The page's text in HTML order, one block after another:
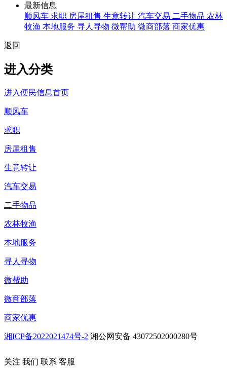
最新信息
顺风车 求职 房屋租售 生意转让 汽车交易 二手物品 农林
牧渔 本地服务 寻人寻物 微帮助 微商部落 商家优惠
返回
进入分类
进入便民信息首页
顺风车
求职
房屋租售
生意转让
汽车交易
二手物品
农林牧渔
本地服务
寻人寻物
微帮助
微商部落
商家优惠
湘ICP备2022021474号-2 湘公网安备 43072502000280号
关注 我们 联系 客服